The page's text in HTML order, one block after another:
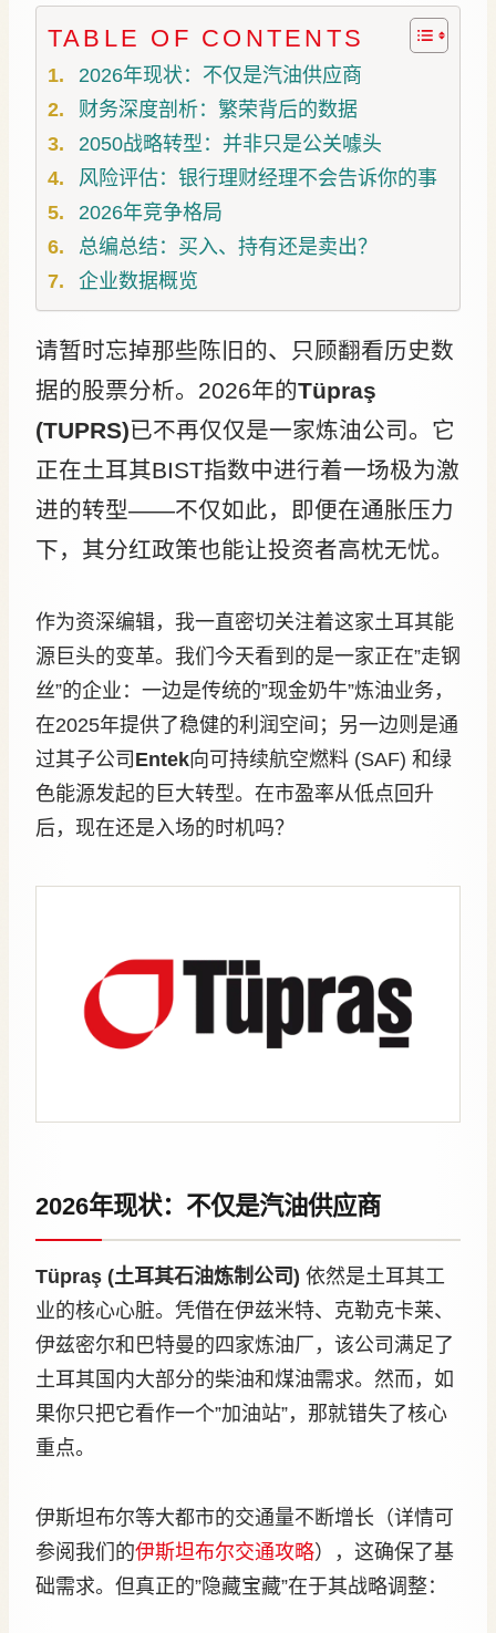
TABLE OF CONTENTS
2026年现状：不仅是汽油供应商
财务深度剖析：繁荣背后的数据
2050战略转型：并非只是公关噱头
风险评估：银行理财经理不会告诉你的事
2026年竞争格局
总编总结：买入、持有还是卖出？
企业数据概览
请暂时忘掉那些陈旧的、只顾翻看历史数
据的股票分析。2026年的Tüpraş
(TUPRS)已不再仅仅是一家炼油公司。它
正在土耳其BIST指数中进行着一场极为激
进的转型——不仅如此，即便在通胀压力
下，其分红政策也能让投资者高枕无忧。
作为资深编辑，我一直密切关注着这家土耳其能
源巨头的变革。我们今天看到的是一家正在”走钢
丝”的企业：一边是传统的”现金奶牛”炼油业务，
在2025年提供了稳健的利润空间；另一边则是通
过其子公司 Entek向可持续航空燃料 (SAF) 和绿
色能源发起的巨大转型。在市盈率从低点回升
后，现在还是入场的时机吗？
2026年现状：不仅是汽油供应商
Tüpraş (土耳其石油炼制公司) 依然是土耳其工
业的核心心脏。凭借在伊兹米特、克勒克卡莱、
伊兹密尔和巴特曼的四家炼油厂，该公司满足了
土耳其国内大部分的柴油和煤油需求。然而，如
果你只把它看作一个”加油站”，那就错失了核心
重点。
伊斯坦布尔等大都市的交通量不断增长（详情可
参阅我们的伊斯坦布尔交通攻略），这确保了基
础需求。但真正的”隐藏宝藏”在于其战略调整：